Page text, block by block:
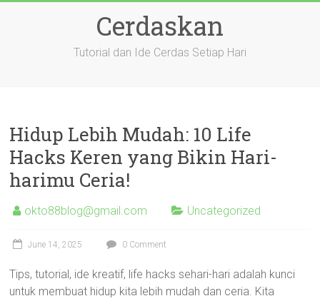
Cerdaskan
Tutorial dan Ide Cerdas Setiap Hari
Hidup Lebih Mudah: 10 Life
Hacks Keren yang Bikin Hari-
harimu Ceria!
okto88blog@gmail.com Uncategorized
June 14, 2025 0 Comment
Tips, tutorial, ide kreatif, life hacks sehari-hari adalah kunci
untuk membuat hidup kita lebih mudah dan ceria. Kita